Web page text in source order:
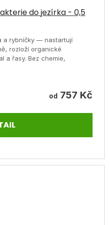
do jezírka - 0,5
od 757 Kč
a rybníčky — nastartují
rozloží organické
a řasy. Bez chemie,